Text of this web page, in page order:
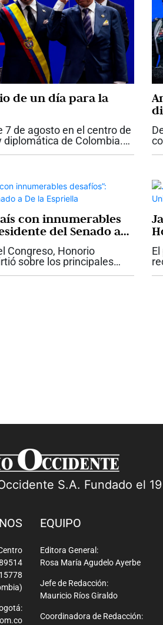
de un día para la
7 de agosto en el centro de
diplomática de Colombia.
de la Espriella
con innumerables
del Senado a
Congreso, Honorio
sobre los principales
juicio, deberá enfrentar el
S.A. Fundado el
EQUIPO
Editora General:
Rosa María Agudelo Ayerbe
Jefe de Redacción:
Mauricio Ríos Giraldo
Coordinadora de Redacción: